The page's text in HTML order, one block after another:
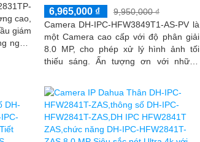
cao,
giám
6,965,000 ₫
9,950,000 ₫
Camera DH-IPC-HFW3849T1-AS-PV là
một Camera cao cấp với độ phân giải
8.0 MP, cho phép xử lý hình ảnh tối
thiếu sáng. Ấn tượng ơn với những
ghi...